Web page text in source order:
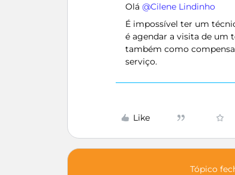
Olá ​ @Cilene Lindinho
É impossível ter um
é agendar a visita de um
também como
serviço.
Like
Tópico